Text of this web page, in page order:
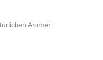
Aromen.